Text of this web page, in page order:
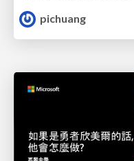
pichuang